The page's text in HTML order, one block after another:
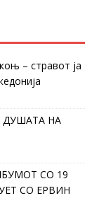
– стравот ја
ДУШАТА НА
СО 19
СО ЕРВИН